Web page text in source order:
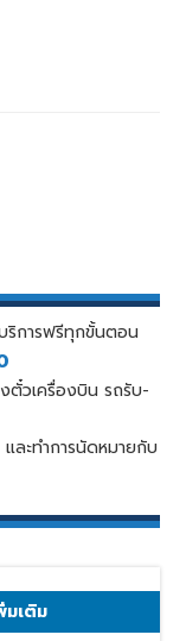
ริการฟรีทุกขั้นตอน
ตั๋วเครื่องบิน รถรับ-
ละทำการนัดหมายกับ
มเติม